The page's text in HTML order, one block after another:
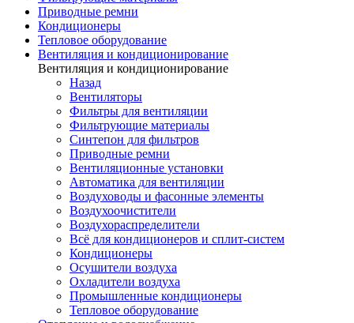
Приводные ремни
Кондиционеры
Тепловое оборудование
Вентиляция и кондиционирование
Вентиляция и кондиционирование
Назад
Вентиляторы
Фильтры для вентиляции
Фильтрующие материалы
Синтепон для фильтров
Приводные ремни
Вентиляционные установки
Автоматика для вентиляции
Воздуховоды и фасонные элементы
Воздухоочистители
Воздухораспределители
Всё для кондиционеров и сплит-систем
Кондиционеры
Осушители воздуха
Охладители воздуха
Промышленные кондиционеры
Тепловое оборудование